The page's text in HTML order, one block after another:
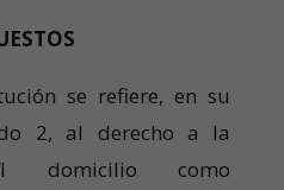
se refiere, en su
2, al derecho a la
domicilio como